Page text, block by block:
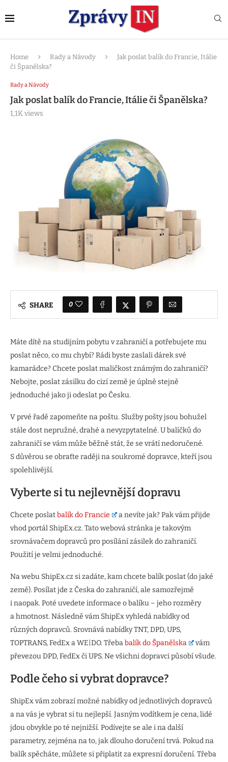
Home Rady a Návody
Jak poslat balík do Francie, Itálie
či Španělska?
Rady a Návody
Jak poslat balík do Francie, Itálie či Španělska?
1,1Kviews
SHARE 0
Máte dítě na studijním pobytu v zahraničí a potřebujete mu
poslat něco, co mu chybí? Rádi byste zaslali dárek své
kamarádce? Chcete poslat maličkost známým do zahraničí?
Nebojte, poslat zásilku do cizí země je úplně stejně
jednoduché jako ji odeslat po Česku.
V prvé řadě zapomeňte na poštu. Služby pošty jsou bohužel
stále dost nepružné, drahé a nevyzpytatelné. U balíčků do
zahraničí se vám může běžně stát, že se vrátí nedoručené.
S důvěrou se obraťte raději na soukromé dopravce, kteří jsou
spolehlivější.
Vyberte si tu nejlevnější dopravu
Chcete poslatbalík do Francie
a nevíte jak? Pak vám přijde
vhod portál ShipEx.cz. Tato webová stránka je takovým
srovnávačem dopravců pro posílání zásilek do zahraničí.
Použití je velmi jednoduché.
Na webu ShipEx.cz si zadáte, kam chcete balík poslat (do jaké
země). Posílat jde z Česka do zahraničí, ale samozřejmě
i naopak. Poté uvedete informace o balíku – jeho rozměry
a hmotnost. Následně vám ShipEx vyhledá nabídky od
různých dopravců. Srovnává nabídky TNT, DPD, UPS,
TOPTRANS, FedEx a WE|DO. Třebabalík do Španělska
vám
převezou DPD, FedEx či UPS. Ne všichni dopravci působí všude.
Podle čeho si vybrat dopravce?
ShipEx vám zobrazí možné nabídky od jednotlivých dopravců
a na vás je vybrat si tu nejlepší. Jasným vodítkem je cena, lidé
jdou obvykle po té nejnižší. Podívejte se ale i na další
parametry, zejména na to, jak dlouho doručení trvá. Pokud na
balík spěcháte, můžete si připlatit za expresní doručení. Třeba